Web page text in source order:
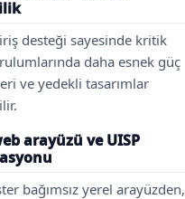
desteği sayesinde kritik
daha esnek güç
ve yedekli tasarımlar
arayüzü ve UISP
bağımsız yerel arayüzden,